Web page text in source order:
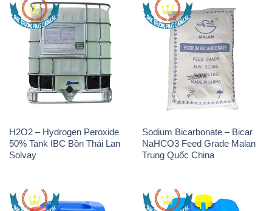
H2O2 – Hydrogen Peroxide
50% Tank IBC Bồn Thái Lan
Solvay
Sodium Bicarbonate – Bicar
NaHCO3 Feed Grade Malan
Trung Quốc China